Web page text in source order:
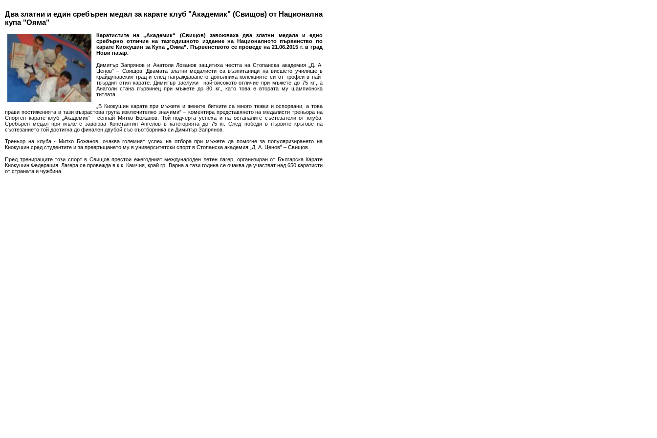
Два златни и един сребърен медал за карате клуб "Академик" (Свищов) от Национална
купа "Ояма"
Каратистите на „Академик“ (Свищов) завоюваха два златни медала и едно
сребърно отличие на тазгодишното издание на Националното първенство по
карате Киокушин за Купа „Ояма”. Първенството се проведе на 21.06.2015 г. в град
Нови пазар.
Димитър Запрянов и Анатоли Лозанов защитиха честта на Стопанска академия „Д. А.
Ценов” – Свищов. Двамата златни медалисти са възпитаници на висшето училище в
крайдунавския град и след награждаването допълниха колекциите си от трофеи в най-
твърдия стил карате. Димитър заслужи най-високото отличие при мъжете до 75 кг., а
Анатоли стана първинец при мъжете до 80 кг., като това е втората му шампионска
титлата.
„В Киокушин карате при мъжете и жените битките са много тежки и оспорвани, а това
прави постиженията в тази възрастова група изключително значими” – коментира представянето на медалисти треньора на
Спортен карате клуб „Академик” - сенпай Митко Божанов. Той подчерта успеха и на останалите състезатели от клуба.
Сребърен медал при мъжете завоюва Константин Ангелов в категорията до 75 кг. След победи в първите кръгове на
състезанието той достигна до финален двубой със съотборника си Димитър Запрянов.
Треньор на клуба - Митко Божанов, очаква големият успех на отбора при мъжете да помогне за популяризирането на
Киокушин сред студентите и за превръщането му в университетски спорт в Стопанска академия „Д. А. Ценов” – Свищов.
Пред трениращите този спорт в Свищов престои ежегодният международен летен лагер, организиран от Българска Карате
Киокушин Федерация. Лагера се провежда в к.к. Камчия, край гр. Варна а тази година се очаква да участват над 650 каратисти
от страната и чужбина.